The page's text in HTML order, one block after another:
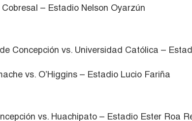
– Estadio Nelson Oyarzún
Concepción vs. Universidad Católica –
vs. O’Higgins – Estadio Lucio Fariña
vs. Huachipato – Estadio Ester Roa